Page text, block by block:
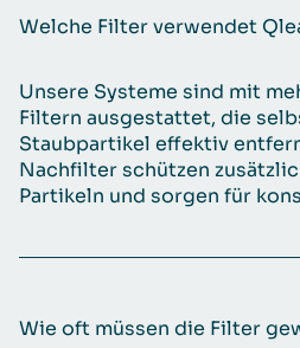
Welche Filter verwendet
Unsere Systeme sind mit
Filtern ausgestattet, die
Staubpartikel effektiv
Nachfilter schützen
Partikeln und sorgen für
Wie oft müssen die Filter